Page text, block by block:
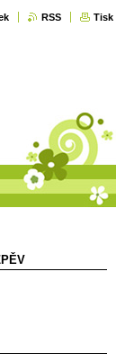
RSS Tisk